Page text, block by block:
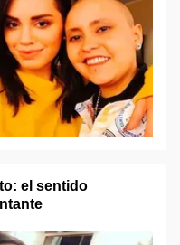
el sentido